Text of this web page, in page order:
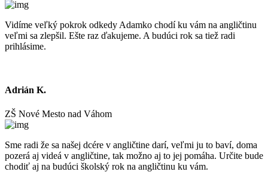
Vidíme veľký pokrok odkedy Adamko chodí ku vám na angličtinu
veľmi sa zlepšil. Ešte raz ďakujeme. A budúci rok sa tiež radi
prihlásime.
Adrián K.
ZŠ Nové Mesto nad Váhom
Sme radi že sa našej dcére v angličtine darí, veľmi ju to baví, doma
pozerá aj videá v angličtine, tak možno aj to jej pomáha. Určite bude
chodiť aj na budúci školský rok na angličtinu ku vám.